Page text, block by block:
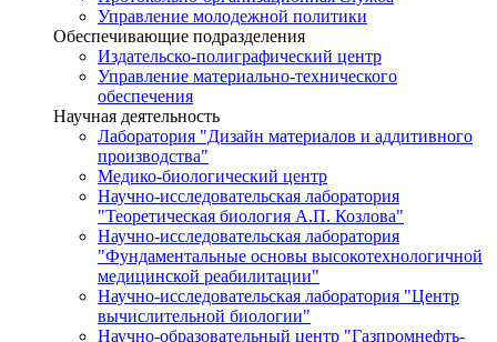
Управление молодежной политики
Обеспечивающие подразделения
Издательско-полиграфический центр
Управление материально-технического
обеспечения
Научная деятельность
Лаборатория "Дизайн материалов и аддитивного
производства"
Медико-биологический центр
Научно-исследовательская лаборатория
"Теоретическая биология А.П. Козлова"
Научно-исследовательская лаборатория
"Фундаментальные основы высокотехнологичной
медицинской реабилитации"
Научно-исследовательская лаборатория "Центр
вычислительной биологии"
Научно-образовательный центр "Газпромнефть-